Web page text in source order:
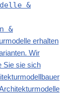
&
&
erhalten
Wir
Sie sie sich